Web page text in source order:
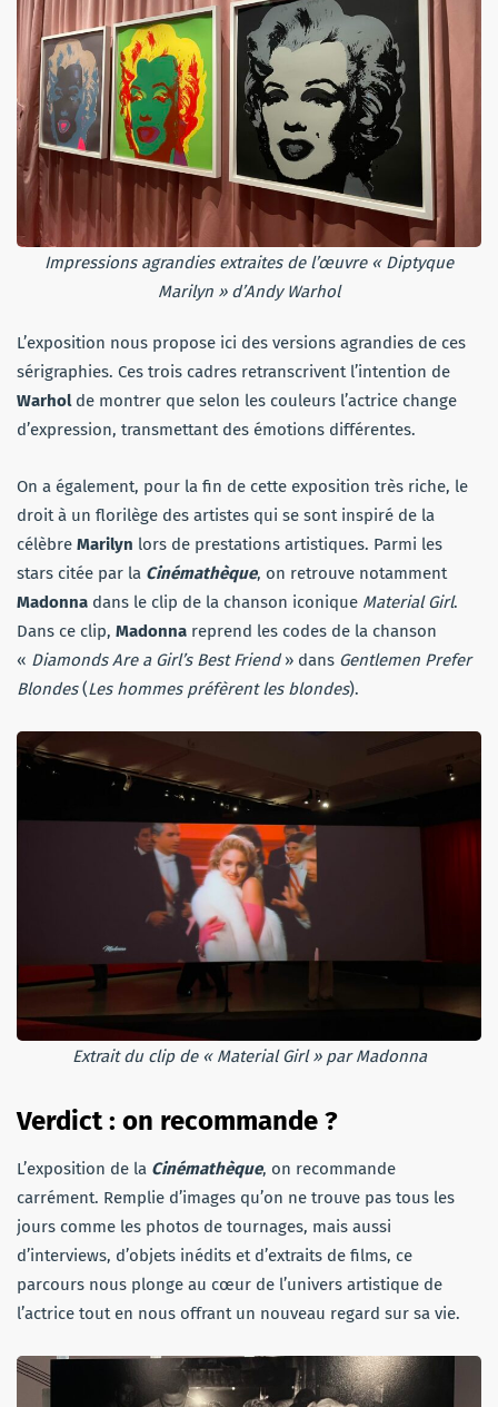
Impressions agrandies extraites de l’œuvre « Diptyque
Marilyn » d’Andy Warhol
L’exposition nous propose ici des versions agrandies de ces
sérigraphies. Ces trois cadres retranscrivent l’intention de
Warholde montrer que selon les couleurs l’actrice change
d’expression, transmettant des émotions différentes.
On a également, pour la fin de cette exposition très riche, le
droit à un florilège des artistes qui se sont inspiré de la
célèbre Marilyn lors de prestations artistiques. Parmi les
stars citée par la Cinémathèque, on retrouve notamment
Madonna dans le clip de la chanson iconique Material Girl.
Dans ce clip, Madonna reprend les codes de la chanson
« Diamonds Are a Girl’s Best Friend» dans Gentlemen Prefer
Blondes(Les hommes préfèrent les blondes).
Extrait du clip de « Material Girl » par Madonna
Verdict : on recommande ?
L’exposition de la Cinémathèque, on recommande
carrément. Remplie d’images qu’on ne trouve pas tous les
jours comme les photos de tournages, mais aussi
d’interviews, d’objets inédits et d’extraits de films, ce
parcours nous plonge au cœur de l’univers artistique de
l’actrice tout en nous offrant un nouveau regard sur sa vie.